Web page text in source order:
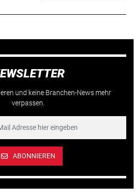
und keine Branchen-News mehr
verpassen.
ABONNIEREN